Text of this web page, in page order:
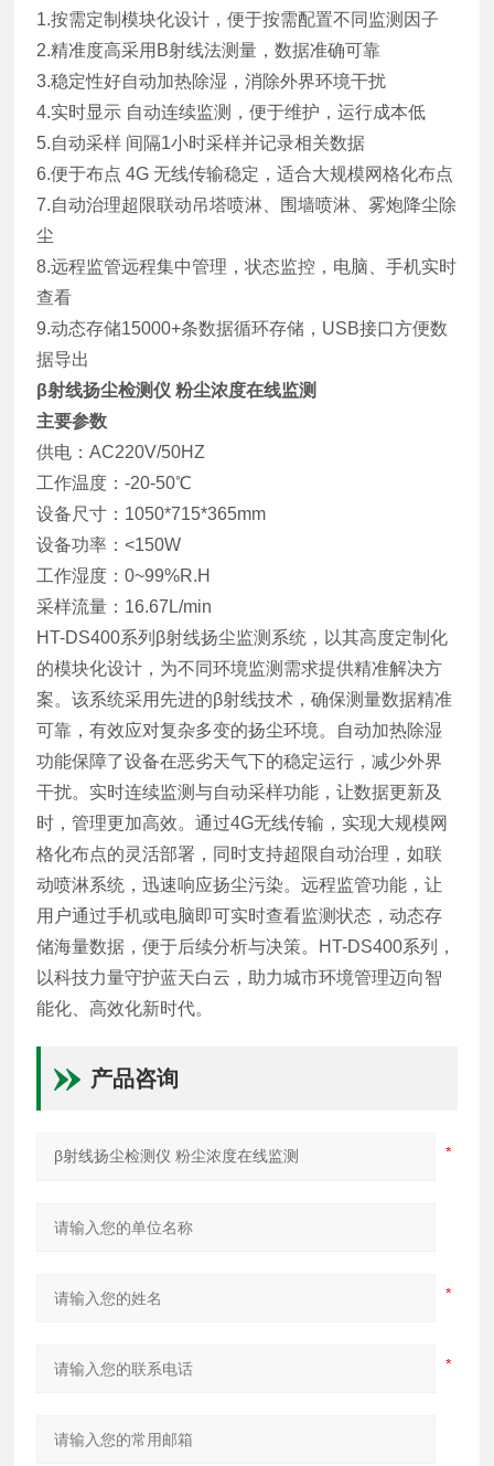
1.按需定制模块化设计，便于按需配置不同监测因子
2.精准度高采用B射线法测量，数据准确可靠
3.稳定性好自动加热除湿，消除外界环境干扰
4.实时显示 自动连续监测，便于维护，运行成本低
5.自动采样 间隔1小时采样并记录相关数据
6.便于布点 4G 无线传输稳定，适合大规模网格化布点
7.自动治理超限联动吊塔喷淋、围墙喷淋、雾炮降尘除
尘
8.远程监管远程集中管理，状态监控，电脑、手机实时
查看
9.动态存储15000+条数据循环存储，USB接口方便数
据导出
β射线扬尘检测仪 粉尘浓度在线监测
主要参数
供电：AC220V/50HZ
工作温度：-20-50℃
设备尺寸：1050*715*365mm
设备功率：<150W
工作湿度：0~99%R.H
采样流量：16.67L/min
HT-DS400系列β射线扬尘监测系统，以其高度定制化
的模块化设计，为不同环境监测需求提供精准解决方
案。该系统采用先进的β射线技术，确保测量数据精准
可靠，有效应对复杂多变的扬尘环境。自动加热除湿
功能保障了设备在恶劣天气下的稳定运行，减少外界
干扰。实时连续监测与自动采样功能，让数据更新及
时，管理更加高效。通过4G无线传输，实现大规模网
格化布点的灵活部署，同时支持超限自动治理，如联
动喷淋系统，迅速响应扬尘污染。远程监管功能，让
用户通过手机或电脑即可实时查看监测状态，动态存
储海量数据，便于后续分析与决策。HT-DS400系列，
以科技力量守护蓝天白云，助力城市环境管理迈向智
能化、高效化新时代。
产品咨询